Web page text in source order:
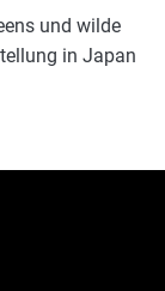
und wilde
in Japan